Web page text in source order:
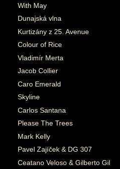
With May
Dunajská vlna
Kurtizány z 25. Avenue
Colour of Rice
Vladimír Merta
Jacob Collier
Caro Emerald
Skyline
Carlos Santana
Please The Trees
Mark Kelly
Pavel Zajíček & DG 307
Ceatano Veloso & Gilberto Gil